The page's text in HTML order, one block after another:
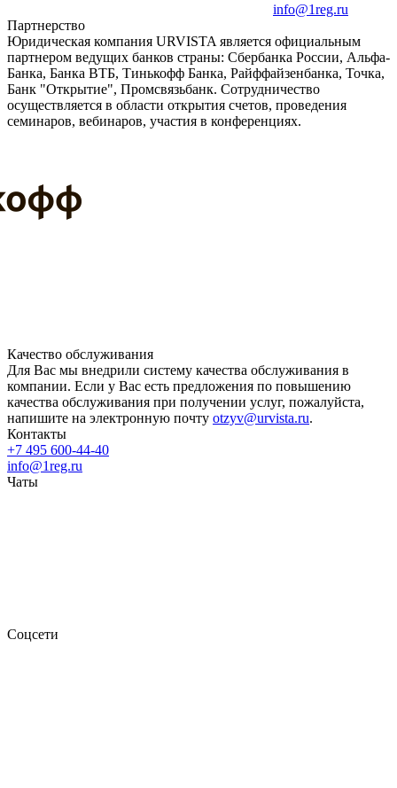
info@1reg.ru
Партнерство
Юридическая компания URVISTA является официальным
партнером ведущих банков страны: Сбербанка России, Альфа-
Банка, Банка ВТБ, Тинькофф Банка, Райффайзенбанка, Точка,
Банк "Открытие", Промсвязьбанк. Сотрудничество
осуществляется в области открытия счетов, проведения
семинаров, вебинаров, участия в конференциях.
Качество обслуживания
Для Вас мы внедрили систему качества обслуживания в
компании. Если у Вас есть предложения по повышению
качества обслуживания при получении услуг, пожалуйста,
напишите на электронную почту otzyv@urvista.ru.
Контакты
+7 495 600-44-40
info@1reg.ru
Чаты
Соцсети